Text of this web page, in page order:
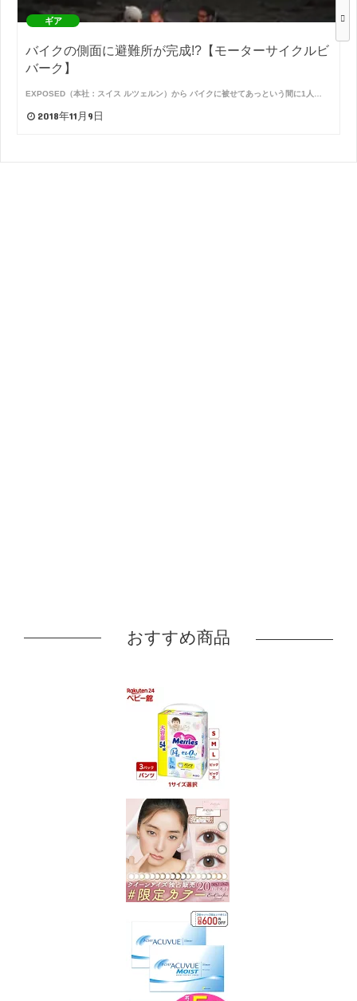
ギア
バイクの側面に避難所が完成!?【モーターサイクルビ
バーク】
EXPOSED（本社：スイス ルツェルン）から バイクに被せてあっという間に1人…
2018年11月9日
おすすめ商品